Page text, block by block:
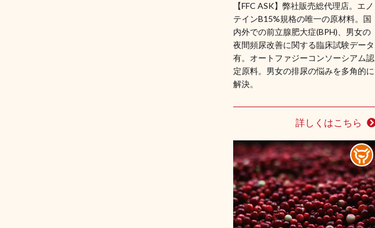
【FFC ASK】弊社販売総代理店。エノ
テインB15%規格の唯一の原材料。国
内外での前立腺肥大症(BPH)、男女の
夜間頻尿改善に関する臨床試験データ
有。オートファジーコンソーシアム認
定原料。男女の排尿の悩みを多角的に
解決。
詳しくはこちら